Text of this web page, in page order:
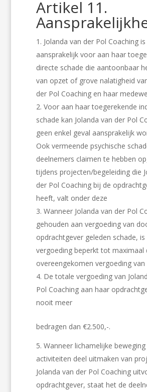
Artikel 11.
Jolanda van der Pol Coaching
aansprakelijk voor aan haar
directe schade die aantoonbaar
van opzet of grove nalatigheid
der Pol Coaching en haar
Voor aan haar toegerekende
schade kan Jolanda van der Pol
geen enkel geval aansprakelijk
Ook vermeende psychische
deelnemers claimen te hebben
tijdens projecten/begeleiding die
der Pol Coaching bij de
heeft, valt onder deze
Wanneer Jolanda van der Pol
gehouden aan vergoeding van
opdrachtgever geleden schade, is
vergoeding beperkt tot maximaal
overeengekomen vergoeding
De totale vergoeding van
Pol Coaching aan haar
nooit meer
bedragen dan €2.500,-.
Wanneer lichamelijke
activiteiten deel uitmaken van
Jolanda van der Pol Coaching
opdrachtgever, staat het de